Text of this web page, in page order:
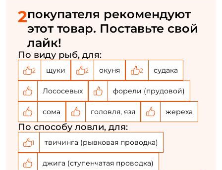
2покупателя рекомендуют
этот товар. Поставьте свой
лайк!
По виду рыб, для:
2 щуки 2 окуня 2 судака
Лососевых форели (прудовой)
сома головля, язя жереха
По способу ловли, для:
1 твичинга (рывковая проводка)
джига (ступенчатая проводка)
Повторите пароль: *
Заполняя данную форму вы соглашаетесь на обработку
персональных данных
Создать аккаунт
У меня уже есть аккаунт